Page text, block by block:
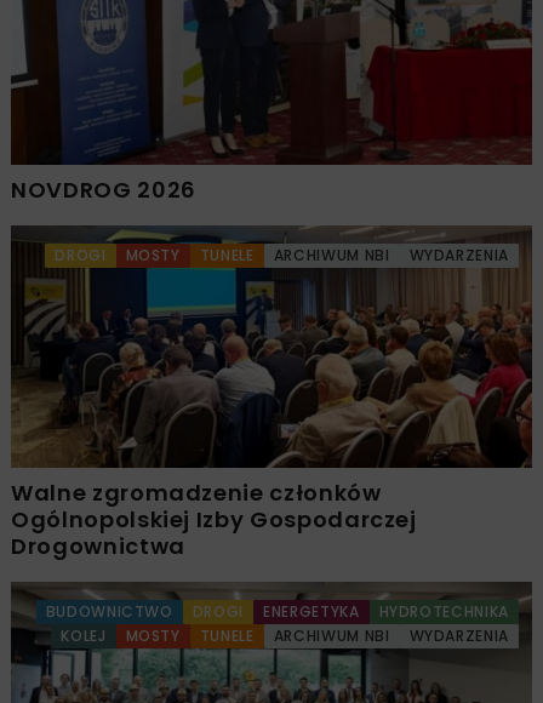
NOVDROG 2026
DROGI MOSTY TUNELE ARCHIWUM NBI WYDARZENIA
Walne zgromadzenie członków
Ogólnopolskiej Izby Gospodarczej
Drogownictwa
BUDOWNICTWO DROGI ENERGETYKA
HYDROTECHNIKA
KOLEJ
MOSTY TUNELE ARCHIWUM NBI WYDARZENIA